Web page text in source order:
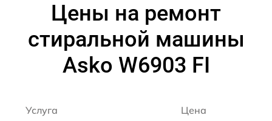
Цены на ремонт
стиральной машины
Asko W6903 FI
Услуга Цена